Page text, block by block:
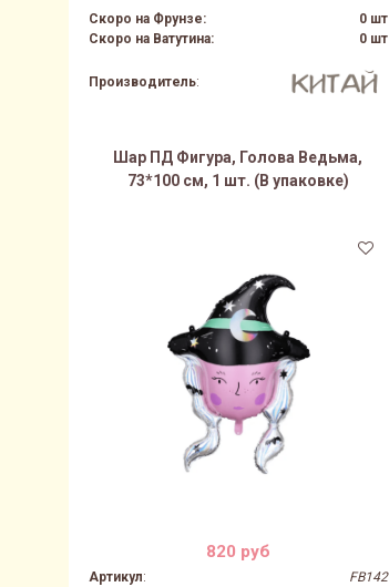
Скоро на Фрунзе:
0 шт
Скоро на Ватутина:
0 шт
Производитель:
Шар ПД Фигура, Голова Ведьма,
73*100 см, 1 шт. (В упаковке)
820 руб
Артикул: FB142